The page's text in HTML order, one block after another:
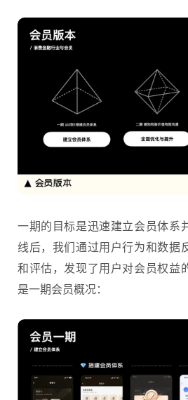
一期的目标是迅速建立会员体系
线后，我们通过用户行为和数据
和评估，发现了用户对会员权益
是一期会员概况：